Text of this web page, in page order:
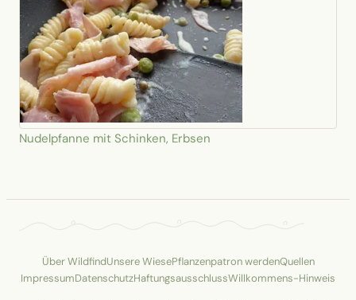
Nudelpfanne mit Schinken, Erbsen
Über WildfindUnsere WiesePflanzenpatron werdenQuellen
ImpressumDatenschutzHaftungsausschlussWillkommens-Hinweis